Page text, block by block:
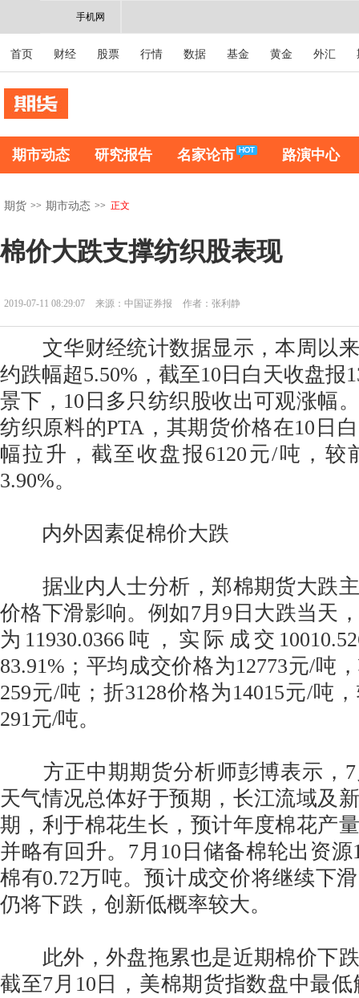
手机网
首页 财经 股票 行情 数据 基金 黄金 外汇
期市动态 研究报告 名家论市 路演中心
期货 >> 期市动态 >> 正文
棉价大跌支撑纺织股表现
2019-07-11 08:29:07 来源：中国证券报 作者：张利静
文华财经统计数据显示，本周以来
约跌幅超5.50%，截至10日白天收盘报
景下，10日多只纺织股收出可观涨幅
纺织原料的PTA，其期货价格在10日
幅拉升，截至收盘报6120元/吨，较
3.90%。
内外因素促棉价大跌
据业内人士分析，郑棉期货大跌主
价格下滑影响。例如7月9日大跌当天
为11930.0366吨，实际成交
83.91%；平均成交价格为12773元/吨
259元/吨；折3128价格为14015元/吨
291元/吨。
方正中期期货分析师彭博表示，7
天气情况总体好于预期，长江流域及
期，利于棉花生长，预计年度棉花产
并略有回升。7月10日储备棉轮出资
棉有0.72万吨。预计成交价将继续下
仍将下跌，创新低概率较大。
此外，外盘拖累也是近期棉价下跌
截至7月10日，美棉期货指数盘中最低